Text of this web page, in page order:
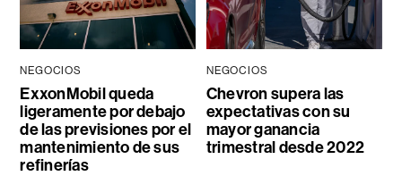
NEGOCIOS
ExxonMobil queda
ligeramente por debajo
de las previsiones por el
mantenimiento de sus
refinerías
NEGOCIOS
Chevron supera las
expectativas con su
mayor ganancia
trimestral desde 2022